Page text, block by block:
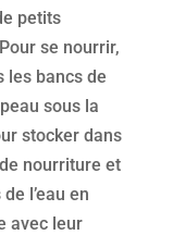
petits
se nourrir,
les bancs de
sous la
stocker dans
nourriture et
l’eau en
avec leur